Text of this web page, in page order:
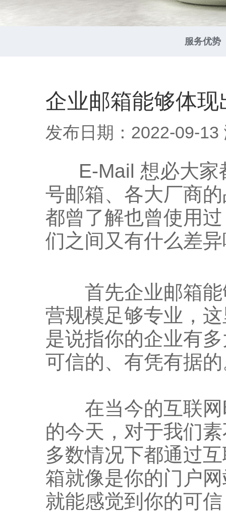
服务优势
企业邮箱能够体
发布日期：2022-09-13
E-Mail 想必大家
号邮箱、各大厂商
都曾了解也曾使用
们之间又有什么差
首先企业邮箱能
营规模足够专业，
是说指你的企业有
可信的、有凭有据
在当今的互联网
的今天，对于我们
多数情况下都通过
箱就像是你的门户
就能感觉到你的可